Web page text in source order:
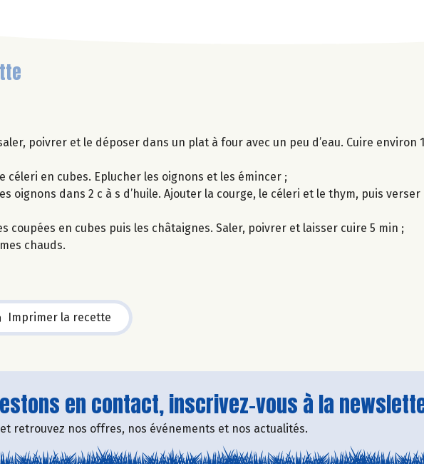
saler, poivrer et le déposer dans un plat à four avec un peu d’eau. Cuire environ
céleri en cubes. Eplucher les oignons et les émincer ;
oignons dans 2 c à s d’huile. Ajouter la courge, le céleri et le thym, puis
coupées en cubes puis les châtaignes. Saler, poivrer et laisser cuire 5 min ;
chauds.
Imprimer la recette
en contact, inscrivez-vous à la
retrouvez nos offres, nos événements et nos actualités.